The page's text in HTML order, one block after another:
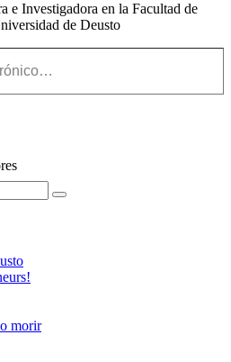
e Investigadora en la Facultad de
de Deusto
morir